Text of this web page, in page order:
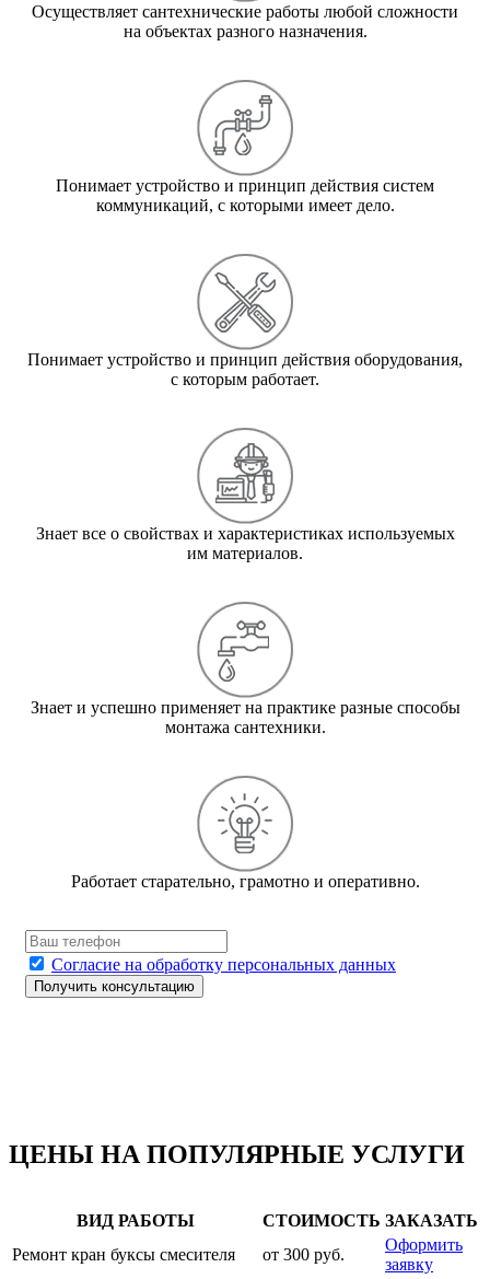
Осуществляет сантехнические работы любой сложности
на объектах разного назначения.
Понимает устройство и принцип действия систем
коммуникаций, с которыми имеет дело.
Понимает устройство и принцип действия оборудования,
с которым работает.
Знает все о свойствах и характеристиках используемых
им материалов.
Знает и успешно применяет на практике разные способы
монтажа сантехники.
Работает старательно, грамотно и оперативно.
Согласие на обработку персональных данных
ЦЕНЫ НА ПОПУЛЯРНЫЕ УСЛУГИ
ВИД РАБОТЫ СТОИМОСТЬ ЗАКАЗАТЬ
Ремонт кран буксы смесителя
от 300 руб.
Оформить
заявку